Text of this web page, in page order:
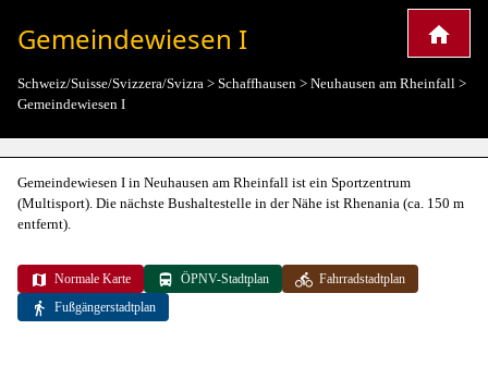
Gemeindewiesen I
Schweiz/Suisse/Svizzera/Svizra > Schaffhausen > Neuhausen am Rheinfall >
Gemeindewiesen I
Gemeindewiesen I in Neuhausen am Rheinfall ist ein Sportzentrum
(Multisport). Die nächste Bushaltestelle in der Nähe ist Rhenania (ca. 150 m
entfernt).
Normale Karte ÖPNV-Stadtplan
Fahrradstadtplan
Fußgängerstadtplan